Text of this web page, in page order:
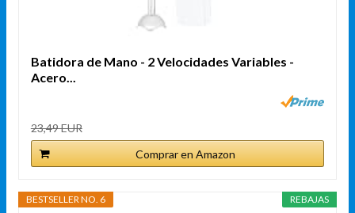
Batidora de Mano - 2 Velocidades Variables -
Acero...
23,49 EUR
Comprar en Amazon
REBAJAS
BESTSELLER NO. 6